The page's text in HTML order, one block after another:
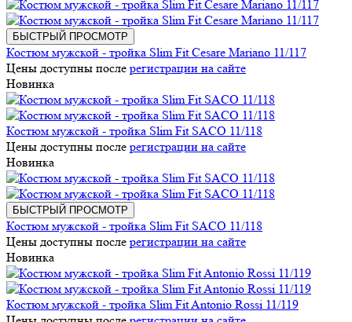
БЫСТРЫЙ ПРОСМОТР
Костюм мужской - тройка Slim Fit Cesare Mariano 11/117
Цены доступны после регистрации на сайте
Новинка
Костюм мужской - тройка Slim Fit SACO 11/118
Цены доступны после регистрации на сайте
Новинка
БЫСТРЫЙ ПРОСМОТР
Костюм мужской - тройка Slim Fit SACO 11/118
Цены доступны после регистрации на сайте
Новинка
Костюм мужской - тройка Slim Fit Antonio Rossi 11/119